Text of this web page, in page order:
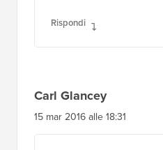
Rispondi
Carl Glancey
15 mar 2016 alle 18:31